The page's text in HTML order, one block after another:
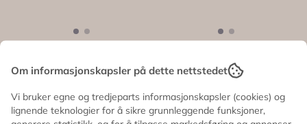
Kakadue – Exotic –
Alot
135,-
På lager
DEKORFUGL –
Kakadue – Rosa –
Alot
135,-
På lager
Om informasjonskapsler på dette nettstedet
Vi bruker egne og tredjeparts informasjonskapsler (cookies) og
lignende teknologier for å sikre grunnleggende funksjoner,